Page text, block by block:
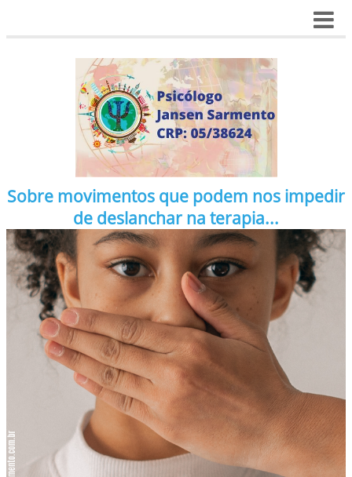
Sobre movimentos que podem nos impedir
de deslanchar na terapia...